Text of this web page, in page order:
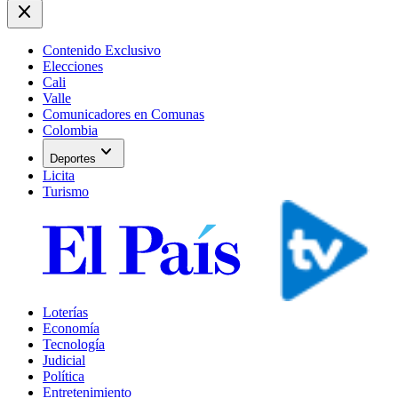
close
Contenido Exclusivo
Elecciones
Cali
Valle
Comunicadores en Comunas
Colombia
Deportes expand_more
Licita
Turismo
Loterías
Economía
Tecnología
Judicial
Política
Entretenimiento